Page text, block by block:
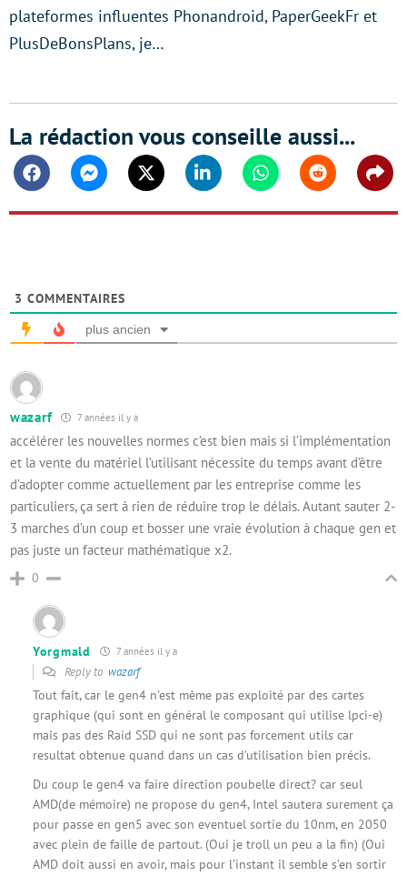
plateformes influentes Phonandroid, PaperGeekFr et
PlusDeBonsPlans, je…
La rédaction vous conseille aussi...
FacebookMessengerTwitter Linkedin WhatsappReddit
3 COMMENTAIRES
plus ancien
wazarf 7 années il y a
accélérer les nouvelles normes c’est bien mais si l’implémentation
et la vente du matériel l’utilisant nécessite du temps avant d’être
d’adopter comme actuellement par les entreprise comme les
particuliers, ça sert à rien de réduire trop le délais. Autant sauter 2-
3 marches d’un coup et bosser une vraie évolution à chaque gen et
pas juste un facteur mathématique x2.
0
Yorgmald 7 années il y a
Reply to wazarf
Tout fait, car le gen4 n’est même pas exploité par des cartes
graphique (qui sont en général le composant qui utilise lpci-e)
mais pas des Raid SSD qui ne sont pas forcement utils car
resultat obtenue quand dans un cas d’utilisation bien précis.
Du coup le gen4 va faire direction poubelle direct? car seul
AMD(de mémoire) ne propose du gen4, Intel sautera surement ça
pour passe en gen5 avec son eventuel sortie du 10nm, en 2050
avec plein de faille de partout. (Oui je troll un peu a la fin) (Oui
AMD doit aussi en avoir, mais pour l’instant il semble s’en sortir